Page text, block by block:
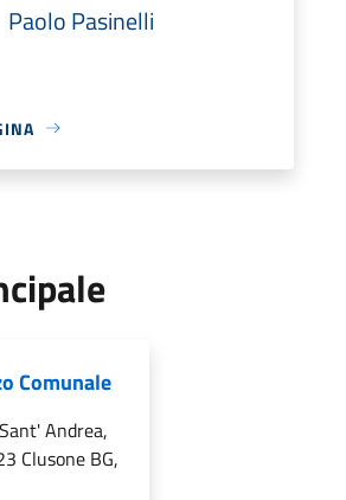
Paolo Pasinelli
Comunale
Andrea,
Clusone BG,